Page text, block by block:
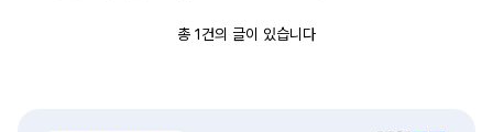
총 1건의 글이 있습니다